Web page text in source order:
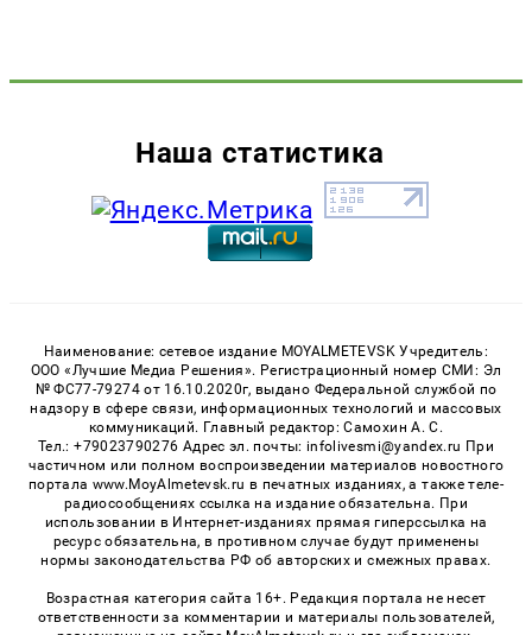
Наша статистика
Наименование: сетевое издание MOYALMETEVSK Учредитель:
ООО «Лучшие Медиа Решения». Регистрационный номер СМИ: Эл
№ ФС77-79274 от 16.10.2020г, выдано Федеральной службой по
надзору в сфере связи, информационных технологий и массовых
коммуникаций. Главный редактор: Самохин А. С.
Тел.: +79023790276 Адрес эл. почты: infolivesmi@yandex.ru При
частичном или полном воспроизведении материалов новостного
портала www.MoyAlmetevsk.ru в печатных изданиях, а также теле-
радиосообщениях ссылка на издание обязательна. При
использовании в Интернет-изданиях прямая гиперссылка на
ресурс обязательна, в противном случае будут применены
нормы законодательства РФ об авторских и смежных правах.
Возрастная категория сайта 16+. Редакция портала не несет
ответственности за комментарии и материалы пользователей,